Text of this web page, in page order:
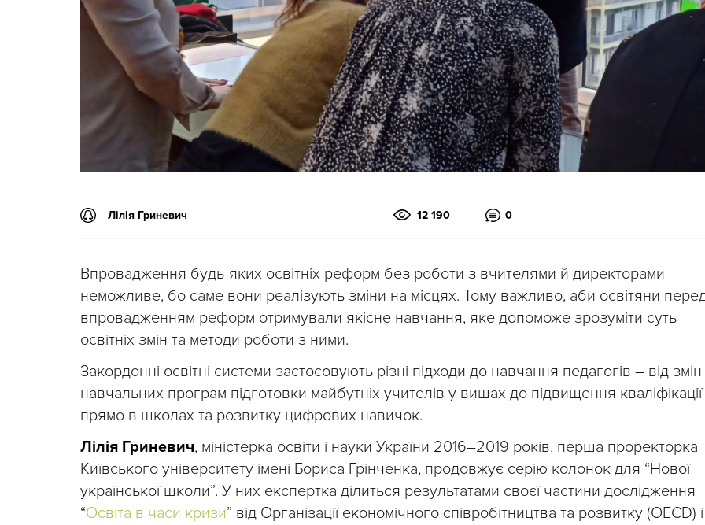
Лілія Гриневич 12 190 0
Впровадження будь-яких освітніх реформ без роботи з вчителями й директорами
неможливе, бо саме вони реалізують зміни на місцях. Тому важливо, аби освітяни
впровадженням реформ отримували якісне навчання, яке допоможе зрозуміти суть
освітніх змін та методи роботи з ними.
Закордонні освітні системи застосовують різні підходи до навчання педагогів – від змін
навчальних програм підготовки майбутніх учителів у вишах до підвищення кваліфікації
прямо в школах та розвитку цифрових навичок.
Лілія Гриневич, міністерка освіти і науки України 2016–2019 років, перша проректорка
Київського університету імені Бориса Грінченка, продовжує серію колонок для “Нової
української школи”. У них експертка ділиться результатами своєї частини дослідження
“Освіта в часи кризи” від Організації економічного співробітництва та розвитку (OECD) і